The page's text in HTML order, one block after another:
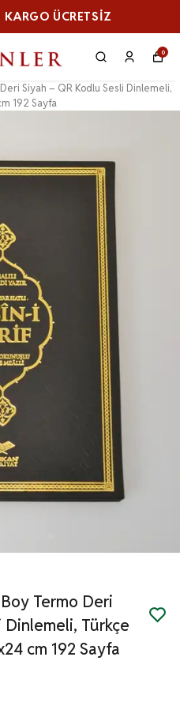
KARGO ÜCRETSİZ
0
Siyah – QR Kodlu Sesli Dinlemeli,
192 Sayfa
Termo Deri
Dinlemeli, Türkçe
cm 192 Sayfa